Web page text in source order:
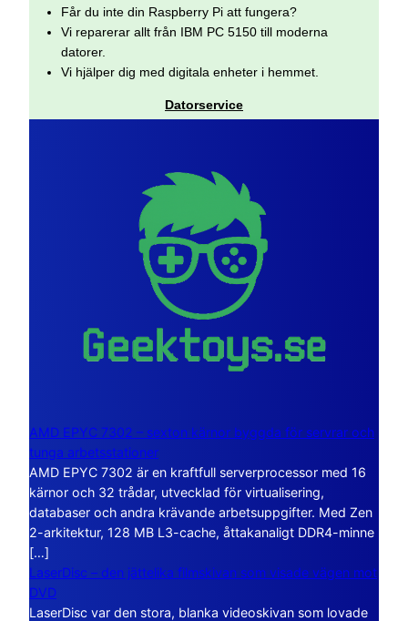
Får du inte din Raspberry Pi att fungera?
Vi reparerar allt från IBM PC 5150 till moderna
datorer.
Vi hjälper dig med digitala enheter i hemmet.
Datorservice
AMD EPYC 7302 – sexton kärnor byggda för servrar och
tunga arbetsstationer
AMD EPYC 7302 är en kraftfull serverprocessor med 16
kärnor och 32 trådar, utvecklad för virtualisering,
databaser och andra krävande arbetsuppgifter. Med Zen
2-arkitektur, 128 MB L3-cache, åttakanaligt DDR4-minne
[…]
LaserDisc – den jättelika filmskivan som visade vägen mot
DVD
LaserDisc var den stora, blanka videoskivan som lovade